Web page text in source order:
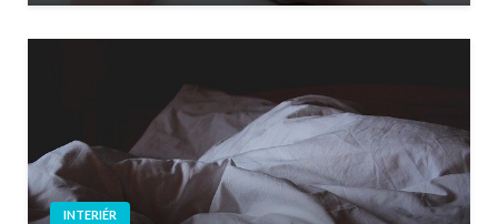
INTERIÉR